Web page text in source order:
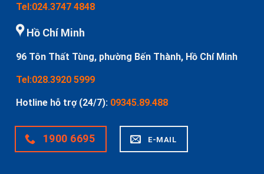
Tel:024.3747 4848
Hồ Chí Minh
96 Tôn Thất Tùng, phường Bến Thành, Hồ Chí Minh
Tel:028.3920 5999
Hotline hỗ trợ (24/7): 09345.89.488
1900 6695 E-MAIL